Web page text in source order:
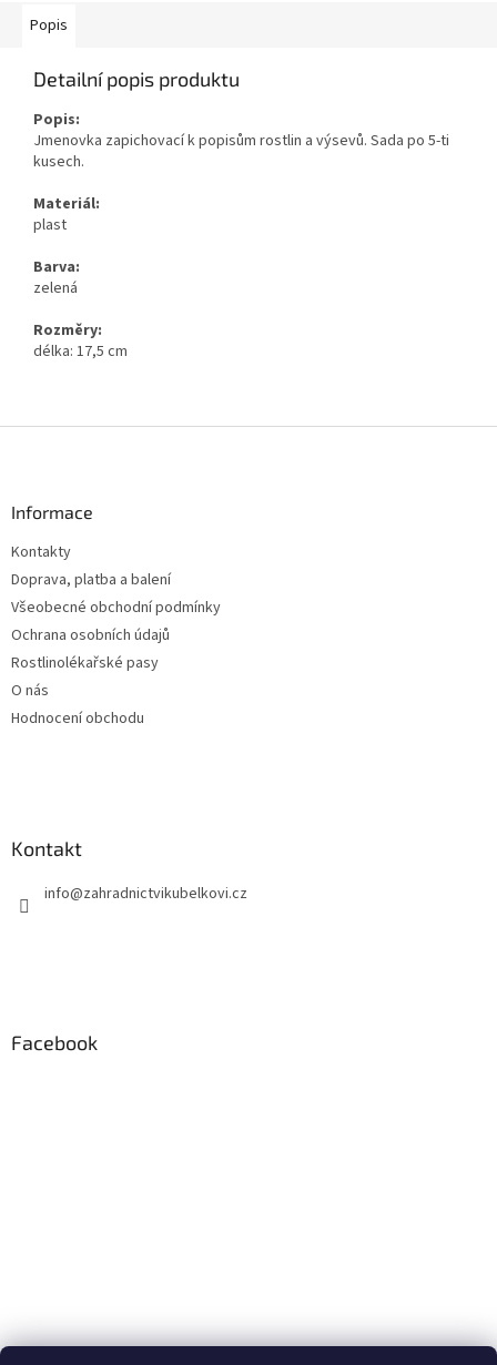
Popis
Detailní popis produktu
Popis:
Jmenovka zapichovací k popisům rostlin a výsevů. Sada po 5-ti
kusech.
Materiál:
plast
Barva:
zelená
Rozměry:
délka: 17,5 cm
Informace
Kontakty
Doprava, platba a balení
Všeobecné obchodní podmínky
Ochrana osobních údajů
Rostlinolékařské pasy
O nás
Hodnocení obchodu
Kontakt
info@zahradnictvikubelkovi.cz
Facebook